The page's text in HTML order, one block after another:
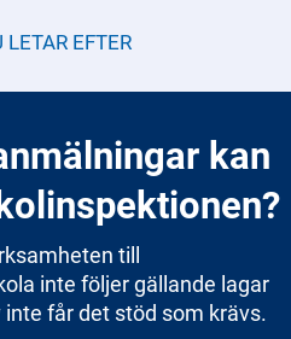
EFTER
kan
till
inte följer gällande lagar
får det stöd som krävs.